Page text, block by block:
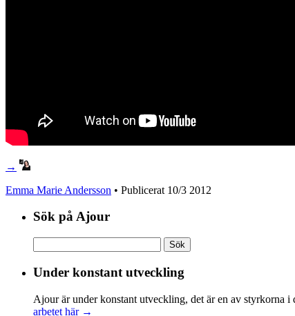
→
Emma Marie Andersson • Publicerat 10/3 2012
Sök på Ajour
efter:
Under konstant utveckling
Ajour är under konstant utveckling, det är en av styrkorna
arbetet här →